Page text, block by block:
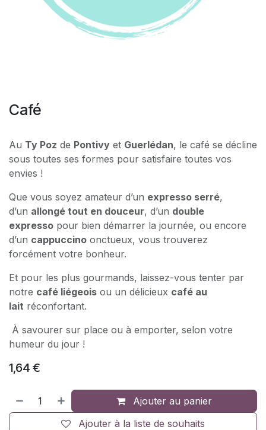
Café
Au Ty Poz de Pontivy et Guerlédan, le café se décline
sous toutes ses formes pour satisfaire toutes vos
envies !
Que vous soyez amateur d’un expresso serré,
d’un allongé tout en douceur, d’un double
expresso pour bien démarrer la journée, ou encore
d’un cappuccino onctueux, vous trouverez
forcément votre bonheur.
Et pour les plus gourmands, laissez-vous tenter par
notre café liégeois ou un délicieux café au
lait réconfortant.
À savourer sur place ou à emporter, selon votre
humeur du jour !
1,64 €
Ajouter au panier
Ajouter à la liste de souhaits